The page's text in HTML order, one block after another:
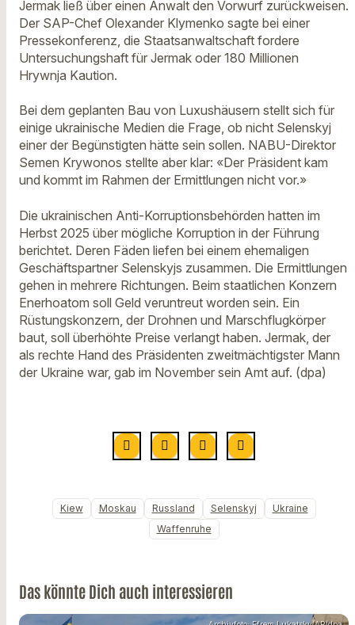
Jermak ließ über einen Anwalt den Vorwurf zurückweisen.
Der SAP-Chef Olexander Klymenko sagte bei einer
Pressekonferenz, die Staatsanwaltschaft fordere
Untersuchungshaft für Jermak oder 180 Millionen
Hrywnja Kaution.
Bei dem geplanten Bau von Luxushäusern stellt sich für
einige ukrainische Medien die Frage, ob nicht Selenskyj
einer der Begünstigten hätte sein sollen. NABU-Direktor
Semen Krywonos stellte aber klar: «Der Präsident kam
und kommt im Rahmen der Ermittlungen nicht vor.»
Die ukrainischen Anti-Korruptionsbehörden hatten im
Herbst 2025 über mögliche Korruption in der Führung
berichtet. Deren Fäden liefen bei einem ehemaligen
Geschäftspartner Selenskyjs zusammen. Die Ermittlungen
gehen in mehrere Richtungen. Beim staatlichen Konzern
Enerhoatom soll Geld veruntreut worden sein. Ein
Rüstungskonzern, der Drohnen und Marschflugkörper
baut, soll überhöhte Preise verlangt haben. Jermak, der
als rechte Hand des Präsidenten zweitmächtigster Mann
der Ukraine war, gab im November sein Amt auf. (dpa)
Kiew Moskau Russland Selenskyj
Ukraine
Waffenruhe
Das könnte Dich auch interessieren